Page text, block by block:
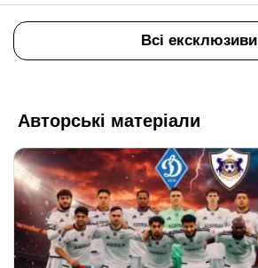
Всі ексклюзиви
Авторські матеріали